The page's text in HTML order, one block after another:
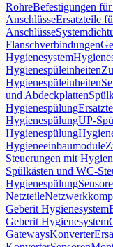
RohreBefestigungen
AnschlüsseErsatzteile
Anschlüsse
Flanschverbindungen
Hygienesystem
Hygienespüleinheiten
Hygienespüleinheiten
und Abdeckplatten
Hygienespülung
HygienespülungUP-
Hygienespülung
Hygieneeinbaumodule
Steuerungen mit
Spülkästen und WC-
Hygienespülung
Netzteile
Geberit Hygienesystem
Geberit Hygienesystem
GatewaysKonverter